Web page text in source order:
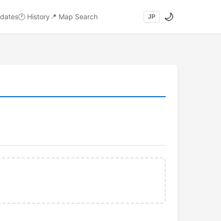
🕐 History 📍 Map Search JP 🌙